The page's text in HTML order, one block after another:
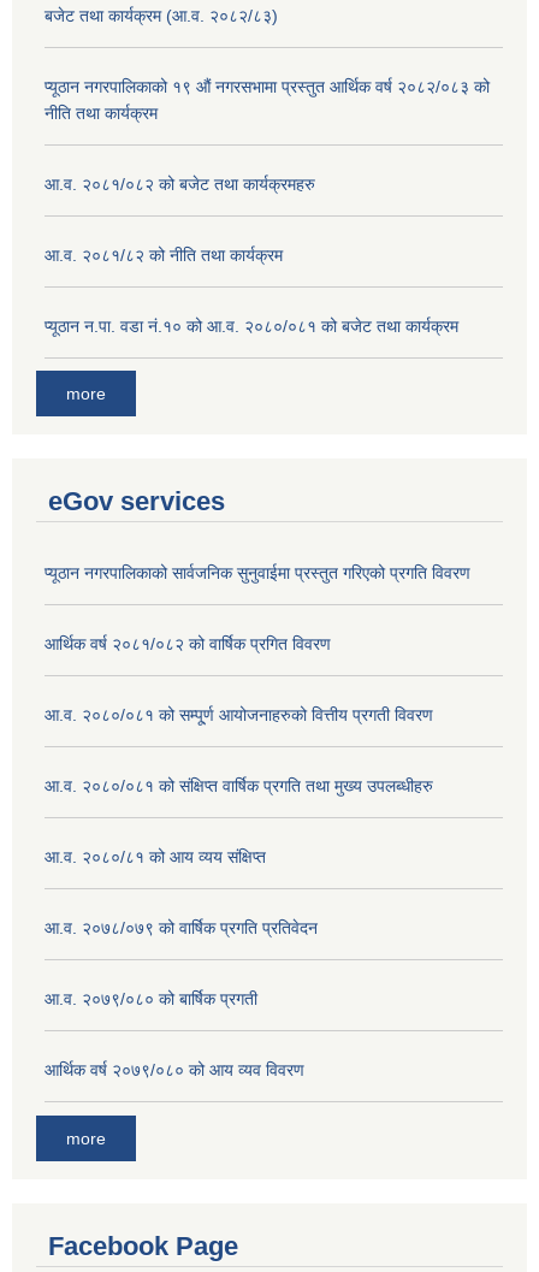
बजेट तथा कार्यक्रम (आ.व. २०८२/८३)
प्यूठान नगरपालिकाको १९ औं नगरसभामा प्रस्तुत आर्थिक वर्ष २०८२/०८३ को
नीति तथा कार्यक्रम
आ.व. २०८१/०८२ को बजेट तथा कार्यक्रमहरु
आ.व. २०८१/८२ को नीति तथा कार्यक्रम
प्यूठान न.पा. वडा नं.१० को आ.व. २०८०/०८१ को बजेट तथा कार्यक्रम
more
eGov services
प्यूठान नगरपालिकाको सार्वजनिक सुनुवाईमा प्रस्तुत गरिएको प्रगति विवरण
आर्थिक वर्ष २०८१/०८२ को वार्षिक प्रगित विवरण
आ.व. २०८०/०८१ को सम्पू्र्ण आयोजनाहरुको वित्तीय प्रगती विवरण
आ.व. २०८०/०८१ को संक्षिप्त वार्षिक प्रगति तथा मुख्य उपलब्धीहरु
आ.व. २०८०/८१ को आय व्यय संक्षिप्त
आ.व. २०७८/०७९ को वार्षिक प्रगति प्रतिवेदन
आ.व. २०७९/०८० को बार्षिक प्रगती
आर्थिक वर्ष २०७९/०८० को आय व्यव विवरण
more
Facebook Page